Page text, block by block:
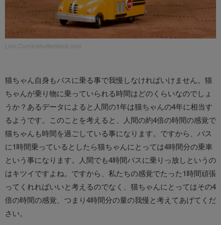
Linn Currie/shutterstock.com
猫ちゃん自身もバスに乗る事で我慢しなければいけません。猫
ちゃんが乗り物に乗っていられる時間はどのくらいなのでしょ
うか？あるデータによると人間の1年は猫ちゃんの4年に相当す
るようです。このことを考えると、人間の約4倍の時間の感覚で
猫ちゃんも時間を過ごしている事になります。ですから、バス
に1時間乗っているとしたら猫ちゃんにとっては4時間分の乗車
という事になります。人間でも4時間バスに乗りっ放しというの
はキツイですよね。ですから、私たちの感覚でたった1時間頑張
ってくれればいいと考えるのでなく、猫ちゃんにとってはその4
倍の時間の感覚、つまり4時間分の量の我慢と考えてあげてくだ
さい。